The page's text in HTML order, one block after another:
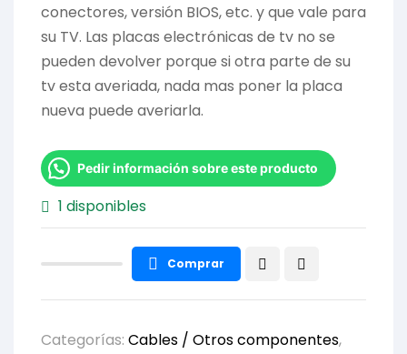
conectores, versión BIOS, etc. y que vale para
su TV. Las placas electrónicas de tv no se
pueden devolver porque si otra parte de su
tv esta averiada, nada mas poner la placa
nueva puede averiarla.
Pedir información sobre este producto
1 disponibles
Comprar
Categorías: Cables / Otros componentes,